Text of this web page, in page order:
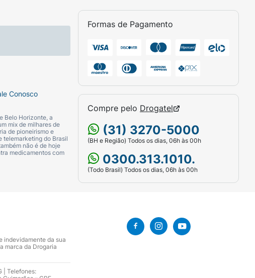
Conosco
Belo Horizonte, a
mix de milhares de
de pioneirismo e
telemarketing do Brasil
não é de hoje
medicamentos com
Formas de Pagamento
Compre pelo Drogatel
(31) 3270-5000
(BH e Região) Todos os dias, 06h às 00h
0300.313.1010.
(Todo Brasil) Todos os dias, 06h às 00h
indevidamente da sua
marca da Drogaria
| Telefones: